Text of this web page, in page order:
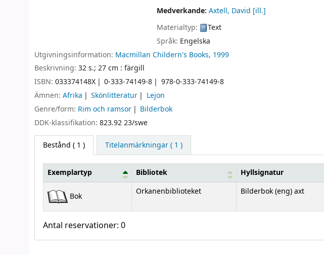
Medverkande:Axtell, David [ill.]
Materialtyp:
Text
Språk: Engelska
Utgivningsinformation: Macmillan Childern's Books, 1999
Beskrivning: 32 s.; 27 cm : färgill
ISBN: 033374148X 0-333-74149-8
978-0-333-74149-8
Ämnen: Afrika Skönlitteratur
Lejon
Genre/form: Rim och ramsor
Bilderbok
DDK-klassifikation: 823.92 23/swe
Bestånd ( 1 ) Titelanmärkningar ( 1 )
Bestånd
Exemplartyp Bibliotek Hyllsignatur
Bok Orkanenbiblioteket Bilderbok (eng) axt
Antal reservationer: 0